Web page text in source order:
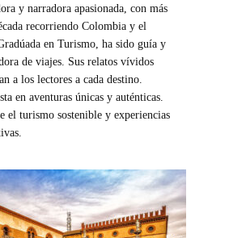
y narradora apasionada, con más
recorriendo Colombia y el
en Turismo, ha sido guía y
de viajes. Sus relatos vívidos
a los lectores a cada destino.
en aventuras únicas y auténticas.
el turismo sostenible y experiencias